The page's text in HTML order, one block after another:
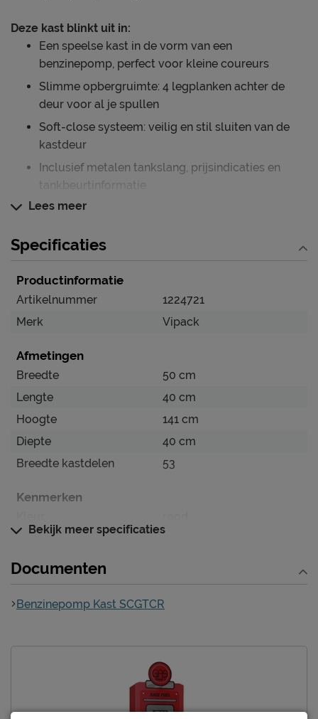
Deze kast blinkt uit in:
Een speelse kast in de vorm van een
benzinepomp, perfect voor kleine coureurs
Slimme opbergruimte: 4 legplanken achter de
deur voor al je spullen
Soft-close systeem: veilig en stil sluiten van de
kastdeur
Inclusief metalen tankslang, prijsindicaties en
tankbeurtinformatie
Matcht geweldig met elk autobed voor een
Verzorging & Garantie
evenals de garantie op de kast, vind je terug bij het
kopje ‘Goed om te weten’.
Lees meer
Specificaties
Productinformatie
Artikelnummer
1224721
Merk
Vipack
Afmetingen
Breedte
50 cm
Lengte
40 cm
Hoogte
141 cm
Diepte
40 cm
Breedte kastdelen
53
Kenmerken
Kastverdeling per
Materiaal MDF
Goed om te weten
Afnemen met een vochtig
doekje
Garantie
2 jaar garantie volgens
Bekijk meer specificaties
Documenten
Benzinepomp Kast SCGTCR